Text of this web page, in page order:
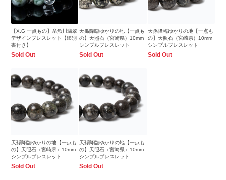
【X.G 一点もの】糸魚川翡翠
デザインブレスレット【鑑別
書付き】
Sold Out
天孫降臨ゆかりの地【一点も
の】天照石（宮崎県）10mm
シンプルブレスレット
Sold Out
天孫降臨ゆかりの地【一点も
の】天照石（宮崎県）10mm
シンプルブレスレット
Sold Out
天孫降臨ゆかりの地【一点も
の】天照石（宮崎県）10mm
シンプルブレスレット
Sold Out
天孫降臨ゆかりの地【一点も
の】天照石（宮崎県）10mm
シンプルブレスレット
Sold Out